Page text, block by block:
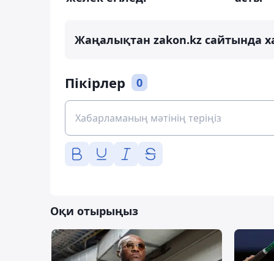
Жаңалықтан zakon.kz сайтында
Пікірлер 0
Оқи отырыңыз